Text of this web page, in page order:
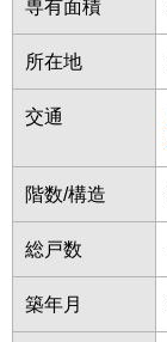
専有面積
所在地
交通
階数/構造
総戸数
築年月